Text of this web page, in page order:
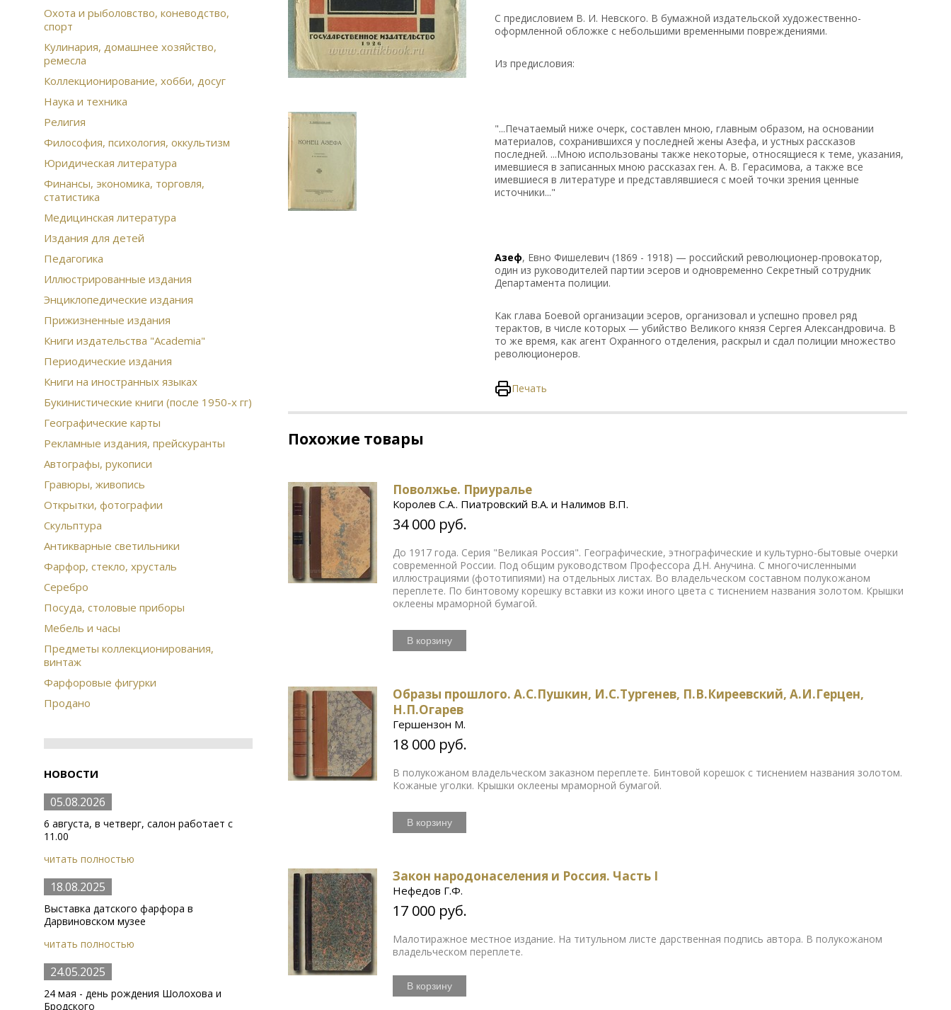
Охота и рыболовство, коневодство,
спорт
Кулинария, домашнее хозяйство,
ремесла
Коллекционирование, хобби, досуг
Наука и техника
Религия
Философия, психология, оккультизм
Юридическая литература
Финансы, экономика, торговля,
статистика
Медицинская литература
Издания для детей
Педагогика
Иллюстрированные издания
Энциклопедические издания
Прижизненные издания
Книги издательства "Academia"
Периодические издания
Книги на иностранных языках
Букинистические книги (после 1950-х гг)
Географические карты
Рекламные издания, прейскуранты
Автографы, рукописи
Гравюры, живопись
Открытки, фотографии
Скульптура
Антикварные светильники
Фарфор, стекло, хрусталь
Серебро
Посуда, столовые приборы
Мебель и часы
Предметы коллекционирования,
винтаж
Фарфоровые фигурки
Продано
НОВОСТИ
05.08.2026
6 августа, в четверг, салон работает с
11.00
читать полностью
18.08.2025
Выставка датского фарфора в
Дарвиновском музее
читать полностью
24.05.2025
24 мая - день рождения Шолохова и
Бродского
С предисловием В. И. Невского. В бумажной издательской художественно-
оформленной обложке с небольшими временными повреждениями.
Из предисловия:
"...Печатаемый ниже очерк, составлен мною, главным образом, на основании
материалов, сохранившихся у последней жены Азефа, и устных рассказов
последней. ...Мною использованы также некоторые, относящиеся к теме, указания,
имевшиеся в записанных мною рассказах ген. А. В. Герасимова, а также все
имевшиеся в литературе и представлявшиеся с моей точки зрения ценные
источники..."
Азеф, Евно Фишелевич (1869 - 1918) — российский революционер-провокатор,
один из руководителей партии эсеров и одновременно Секретный сотрудник
Департамента полиции.
Как глава Боевой организации эсеров, организовал и успешно провел ряд
терактов, в числе которых — убийство Великого князя Сергея Александровича. В
то же время, как агент Охранного отделения, раскрыл и сдал полиции множество
революционеров.
Печать
Похожие товары
Поволжье. Приуралье
Королев С.А.. Пиатровский В.А. и Налимов В.П.
34 000 руб.
До 1917 года. Серия "Великая Россия". Географические, этнографические и культурно-бытовые очерки
современной России. Под общим руководством Профессора Д.Н. Анучина. С многочисленными
иллюстрациями (фототипиями) на отдельных листах. Во владельческом составном полукожаном
переплете. По бинтовому корешку вставки из кожи иного цвета с тиснением названия золотом. Крышки
оклеены мраморной бумагой.
В корзину
Образы прошлого. А.С.Пушкин, И.С.Тургенев, П.В.Киреевский, А.И.Герцен,
Н.П.Огарев
Гершензон М.
18 000 руб.
В полукожаном владельческом заказном переплете. Бинтовой корешок с тиснением названия золотом.
Кожаные уголки. Крышки оклеены мраморной бумагой.
В корзину
Закон народонаселения и Россия. Часть I
Нефедов Г.Ф.
17 000 руб.
Малотиражное местное издание. На титульном листе дарственная подпись автора. В полукожаном
владельческом переплете.
В корзину